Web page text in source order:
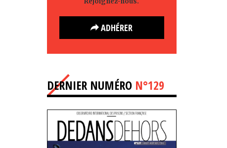
ADHÉRER
DERNIER NUMÉRO N°129